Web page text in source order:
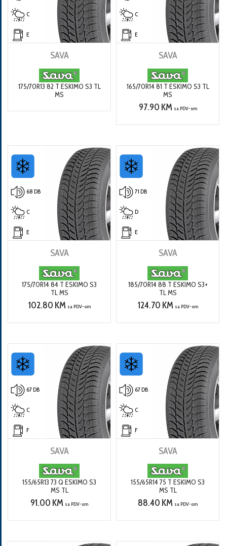
C
E
SAVA
175/70R13 82 T ESKIMO S3 TL
MS
C
E
SAVA
165/70R14 81 T ESKIMO S3 TL
MS
97.90 KM sa PDV-om
68 DB
C
E
SAVA
175/70R14 84 T ESKIMO S3
TL MS
102.80 KM sa PDV-om
71 DB
D
E
SAVA
185/70R14 88 T ESKIMO S3+
TL MS
124.70 KM sa PDV-om
67 DB
C
F
SAVA
155/65R13 73 Q ESKIMO S3
MS TL
91.00 KM sa PDV-om
67 DB
C
F
SAVA
155/65R14 75 T ESKIMO S3
MS TL
88.40 KM sa PDV-om